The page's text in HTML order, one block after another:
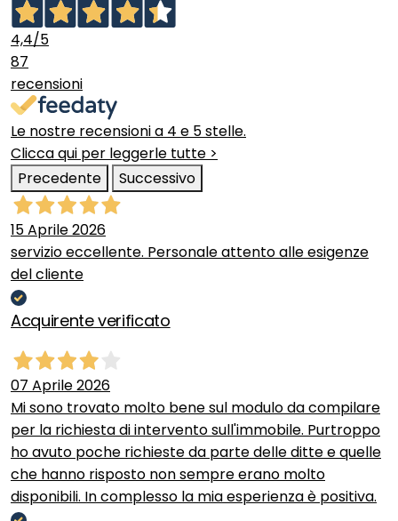
4,4/5
87
recensioni
Le nostre recensioni a 4 e 5 stelle.
Clicca qui per leggerle tutte >
Precedente
Successivo
15 Aprile 2026
servizio eccellente. Personale attento alle esigenze
del cliente
Acquirente verificato
07 Aprile 2026
Mi sono trovato molto bene sul modulo da compilare
per la richiesta di intervento sull'immobile. Purtroppo
ho avuto poche richieste da parte delle ditte e quelle
che hanno risposto non sempre erano molto
disponibili. In complesso la mia esperienza è positiva.